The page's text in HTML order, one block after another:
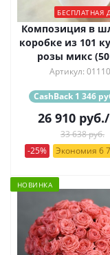
БЕСПЛАТНАЯ
Композиция в
коробке из 101
розы микс
Артикул:
CashBack 1 346
26 910руб.
33 638 руб.
-25%
Экономия 6
НОВИНКА